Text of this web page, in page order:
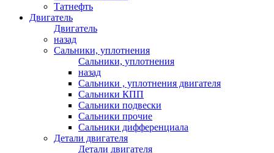
Татнефть
Двигатель
Двигатель
назад
Сальники, уплотнения
Сальники, уплотнения
назад
Сальники , уплотнения двигателя
Сальники КПП
Сальники подвески
Сальники прочие
Сальники дифференциала
Детали двигателя
Детали двигателя